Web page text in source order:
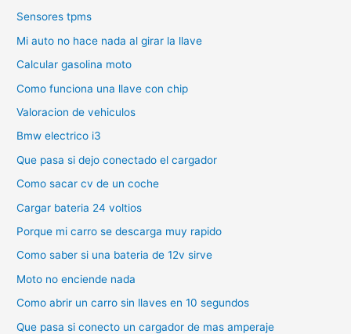
Sensores tpms
Mi auto no hace nada al girar la llave
Calcular gasolina moto
Como funciona una llave con chip
Valoracion de vehiculos
Bmw electrico i3
Que pasa si dejo conectado el cargador
Como sacar cv de un coche
Cargar bateria 24 voltios
Porque mi carro se descarga muy rapido
Como saber si una bateria de 12v sirve
Moto no enciende nada
Como abrir un carro sin llaves en 10 segundos
Que pasa si conecto un cargador de mas amperaje